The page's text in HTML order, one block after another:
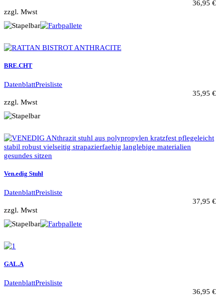
36,95 €
zzgl. Mwst
BRE.CHT
DatenblattPreisliste
35,95 €
zzgl. Mwst
Ven.edig Stuhl
DatenblattPreisliste
37,95 €
zzgl. Mwst
GAL.A
DatenblattPreisliste
36,95 €